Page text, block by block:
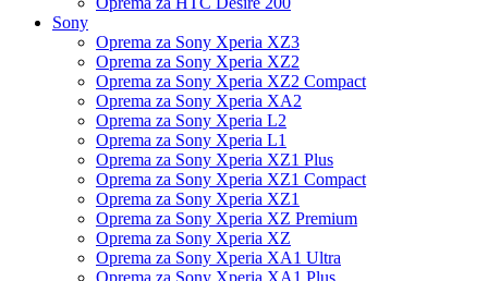
Sony
Oprema za Sony Xperia XZ3
Oprema za Sony Xperia XZ2
Oprema za Sony Xperia XZ2 Compact
Oprema za Sony Xperia XA2
Oprema za Sony Xperia L2
Oprema za Sony Xperia L1
Oprema za Sony Xperia XZ1 Plus
Oprema za Sony Xperia XZ1 Compact
Oprema za Sony Xperia XZ1
Oprema za Sony Xperia XZ Premium
Oprema za Sony Xperia XZ
Oprema za Sony Xperia XA1 Ultra
Oprema za Sony Xperia XA1 Plus